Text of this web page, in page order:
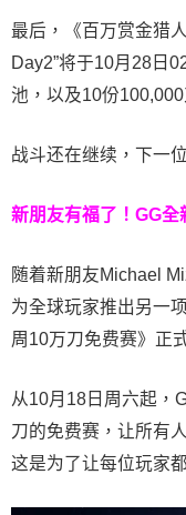
最后，《百万赏金猎
Day2”将于10月28日
池，以及10份
战斗还在继续，下一
新朋友有福了！ GG全
随着新朋友Michael
为全球玩家推出另一
周10万刀免费赛》正
从10月18日周六起，
刀的免费赛，让所有
这是为了让每位玩家